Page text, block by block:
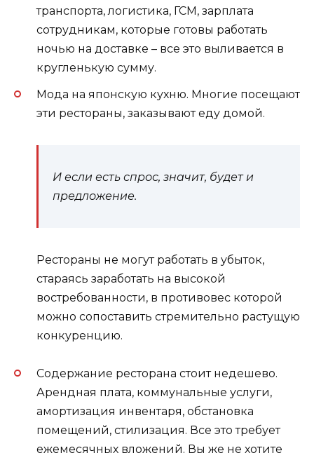
транспорта, логистика, ГСМ, зарплата
сотрудникам, которые готовы работать
ночью на доставке – все это выливается в
кругленькую сумму.
Мода на японскую кухню. Многие посещают
эти рестораны, заказывают еду домой.
И если есть спрос, значит, будет и
предложение.
Рестораны не могут работать в убыток,
стараясь заработать на высокой
востребованности, в противовес которой
можно сопоставить стремительно растущую
конкуренцию.
Содержание ресторана стоит недешево.
Арендная плата, коммунальные услуги,
амортизация инвентаря, обстановка
помещений, стилизация. Все это требует
ежемесячных вложений. Вы же не хотите